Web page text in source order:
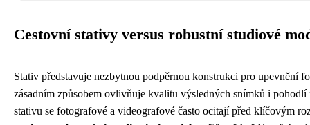
Cestovní stativy versus robustní studiové
Stativ představuje nezbytnou podpěrnou konstrukci pro upevnění
zásadním způsobem ovlivňuje kvalitu výsledných snímků i
stativu se fotografové a videografové často ocitají před klíčovým